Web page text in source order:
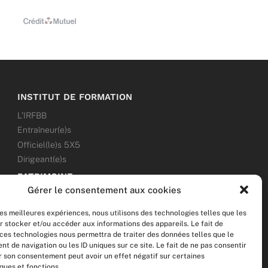
Gérer le consentement aux cookies
meilleures expériences, nous utilisons des technologies telles que les
stocker et/ou accéder aux informations des appareils. Le fait de
technologies nous permettra de traiter des données telles que le
de navigation ou les ID uniques sur ce site. Le fait de ne pas consentir
son consentement peut avoir un effet négatif sur certaines
INSTITUT DE FORMATION
L’IRFBB
Entraîneur(e)s
Officiel(le)s 5X5
Dirigeant(e)s
PATRIMOINE
ÉVÉNEMENTS
NOS RÉSEAUX SOCIAUX